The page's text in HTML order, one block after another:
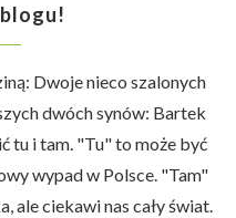
Dwoje nieco szalonych
dwóch synów: Bartek
tu i tam. "Tu" to może być
wypad w Polsce. "Tam"
ale ciekawi nas cały świat.